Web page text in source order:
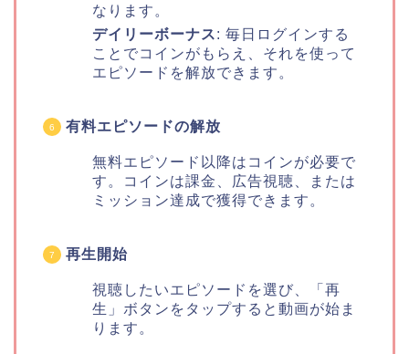
なります。
デイリーボーナス: 毎日ログインする
ことでコインがもらえ、それを使って
エピソードを解放できます。
有料エピソードの解放
無料エピソード以降はコインが必要で
す。コインは課金、広告視聴、または
ミッション達成で獲得できます。
再生開始
視聴したいエピソードを選び、「再
生」ボタンをタップすると動画が始ま
ります。